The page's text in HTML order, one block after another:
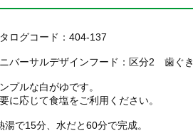
ログコード：404-137
バーサルデザインフード：区分2 歯ぐ
プルな白がゆです。
に応じて食塩をご利用ください。
湯で15分、水だと60分で完成。